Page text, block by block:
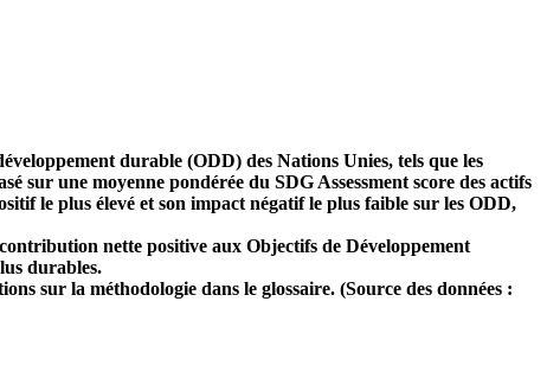
durable (ODD) des Nations Unies, tels que les
sur une moyenne pondérée du SDG Assessment score des actifs
le plus élevé et son impact négatif le plus faible sur les ODD,
nette positive aux Objectifs de Développement
durables.
sur la méthodologie dans le glossaire. (Source des données :